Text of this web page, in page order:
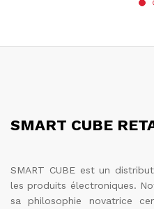
SMART CUBE
SMART CUBE est un
les produits électroniques.
sa philosophie novatrice